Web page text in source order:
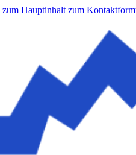
zum Hauptinhalt zum